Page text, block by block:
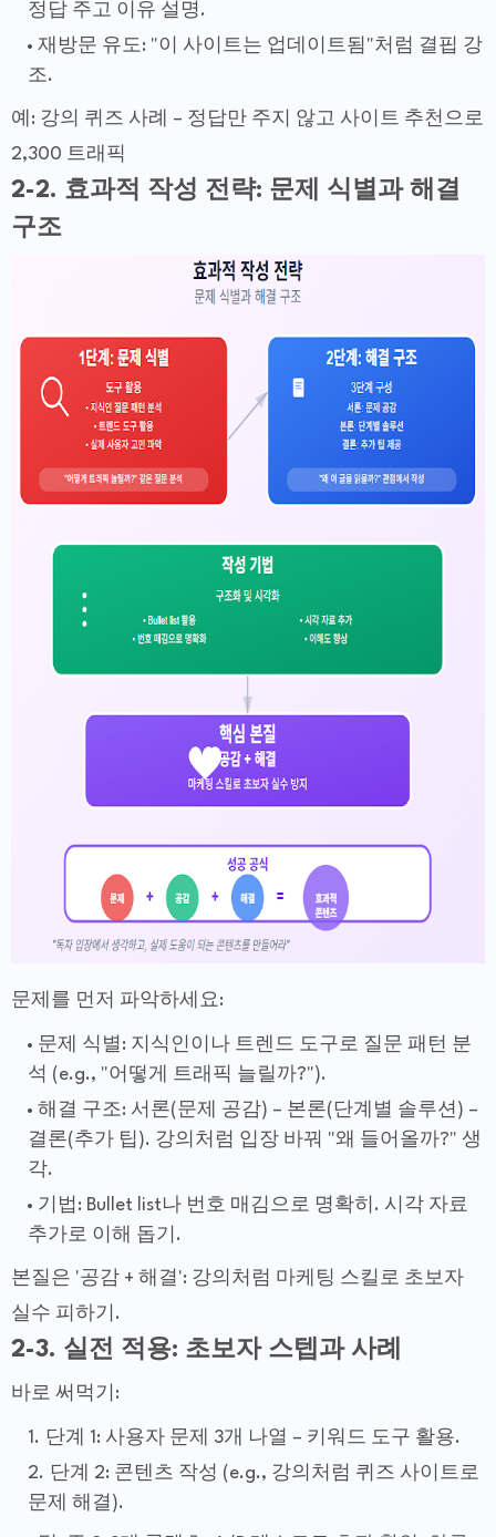
정답 주고 이유 설명.
재방문 유도: "이 사이트는 업데이트됨"처럼 결핍 강
조.
예: 강의 퀴즈 사례 – 정답만 주지 않고 사이트 추천으로
2,300 트래픽
2-2. 효과적 작성 전략: 문제 식별과 해결
구조
문제를 먼저 파악하세요:
문제 식별: 지식인이나 트렌드 도구로 질문 패턴 분
석 (e.g., "어떻게 트래픽 늘릴까?").
해결 구조: 서론(문제 공감) – 본론(단계별 솔루션) –
결론(추가 팁). 강의처럼 입장 바꿔 "왜 들어올까?" 생
각.
기법: Bullet list나 번호 매김으로 명확히. 시각 자료
추가로 이해 돕기.
본질은 '공감 + 해결': 강의처럼 마케팅 스킬로 초보자
실수 피하기.
2-3. 실전 적용: 초보자 스텝과 사례
바로 써먹기:
단계 1: 사용자 문제 3개 나열 – 키워드 도구 활용.
단계 2: 콘텐츠 작성 (e.g., 강의처럼 퀴즈 사이트로
문제 해결).